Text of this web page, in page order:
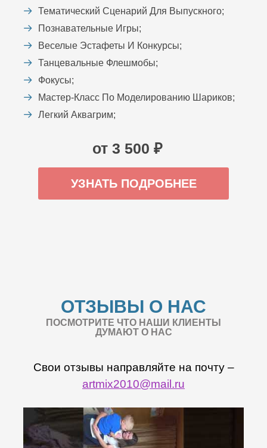
Тематический Сценарий Для Выпускного;
Познавательные Игры;
Веселые Эстафеты И Конкурсы;
Танцевальные Флешмобы;
Фокусы;
Мастер-Класс По Моделированию Шариков;
Легкий Аквагрим;
от 3 500 ₽
УЗНАТЬ ПОДРОБНЕЕ
ОТЗЫВЫ О НАС
ПОСМОТРИТЕ ЧТО НАШИ КЛИЕНТЫ
ДУМАЮТ О НАС
Свои отзывы направляйте на почту –
artmix2010@mail.ru